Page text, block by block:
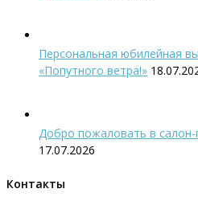
Персональная юбилейная
«Попутного ветра!»
Добро пожаловать в
17.07.2026
Контакты